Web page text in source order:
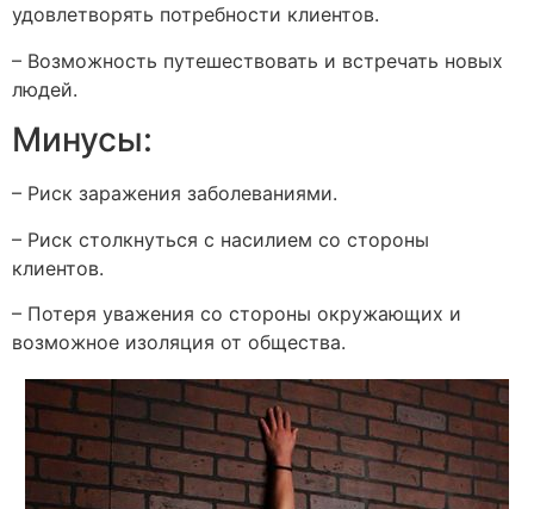
удовлетворять потребности клиентов.
– Возможность путешествовать и встречать новых
людей.
Минусы:
– Риск заражения заболеваниями.
– Риск столкнуться с насилием со стороны
клиентов.
– Потеря уважения со стороны окружающих и
возможное изоляция от общества.